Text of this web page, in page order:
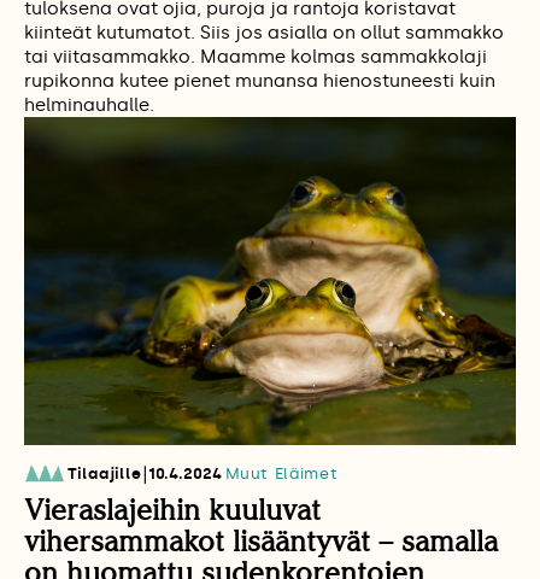
tuloksena ovat ojia, puroja ja rantoja koristavat
kiinteät kutumatot. Siis jos asialla on ollut sammakko
tai viitasammakko. Maamme kolmas sammakkolaji
rupikonna kutee pienet munansa hienostuneesti kuin
helminauhalle.
Tilaajille 10.4.2024 Muut Eläimet
Vieraslajeihin kuuluvat
vihersammakot lisääntyvät – samalla